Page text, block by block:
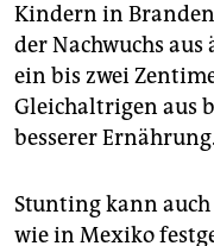
Kindern in
der Nachwuchs
ein bis zwei
Gleichaltrigen aus
besserer Ernährung.
Stunting kann
wie in Mexiko